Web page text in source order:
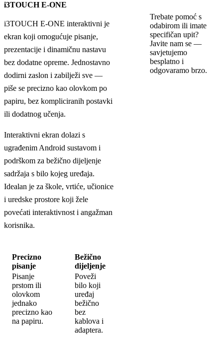
i3TOUCH E-ONE
i3TOUCH E-ONE interaktivni je
ekran koji omogućuje pisanje,
prezentacije i dinamičnu nastavu
bez dodatne opreme. Jednostavno
dodirni zaslon i zabilježi sve —
piše se precizno kao olovkom po
papiru, bez kompliciranih postavki
ili dodatnog učenja.
Interaktivni ekran dolazi s
ugrađenim Android sustavom i
podrškom za bežično dijeljenje
sadržaja s bilo kojeg uređaja.
Idealan je za škole, vrtiće, učionice
i uredske prostore koji žele
povećati interaktivnost i angažman
korisnika.
Precizno
pisanje
Pisanje
prstom ili
olovkom
jednako
precizno kao
na papiru.
Bežično
dijeljenje
Poveži
bilo koji
uređaj
bežično
bez
kablova i
adaptera.
Trebate pomoć s
odabirom ili imate
specifičan upit?
Javite nam se —
savjetujemo
besplatno i
odgovaramo brzo.